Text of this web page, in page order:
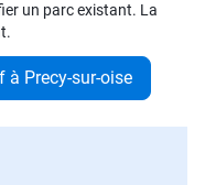
un parc existant. La
Precy-sur-oise